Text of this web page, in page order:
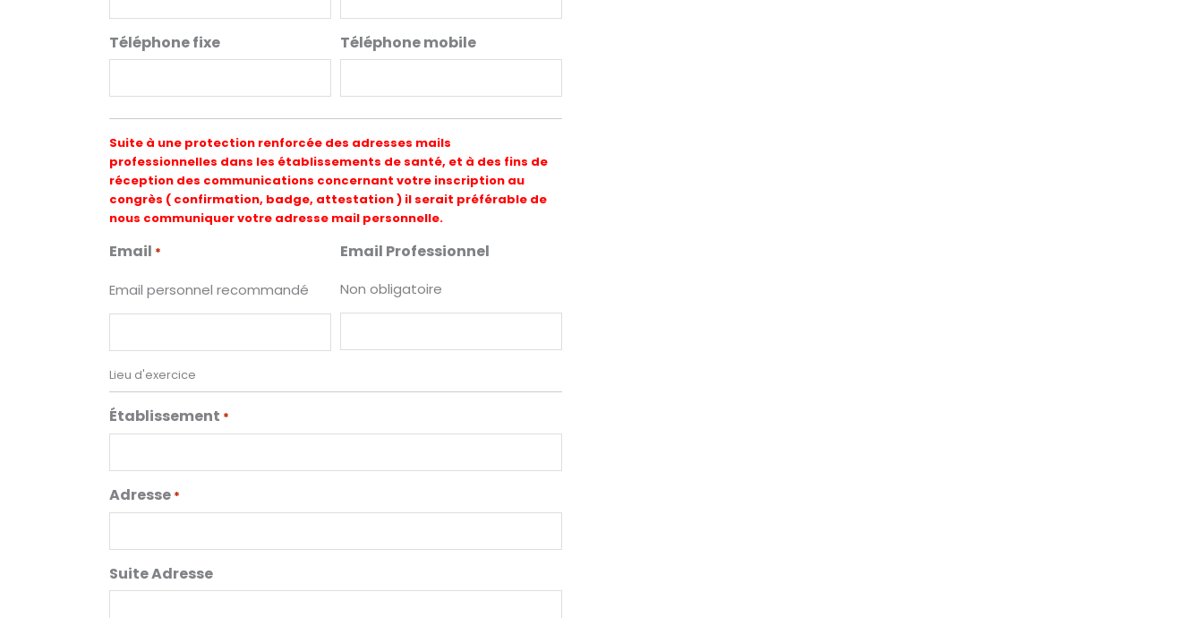
Téléphone fixe Téléphone mobile
Suite à une protection renforcée des adresses mails
professionnelles dans les établissements de santé, et à des fins de
réception des communications concernant votre inscription au
congrès ( confirmation, badge, attestation ) il serait préférable de
nous communiquer votre adresse mail personnelle.
Email *
Email personnel recommandé
Email Professionnel
Non obligatoire
Lieu d'exercice
Établissement *
Adresse *
Suite Adresse